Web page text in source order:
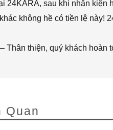
24KARA, sau khi nhận kiện
không hề có tiền lệ này!
Thân thiện, quý khách hoàn
Quan